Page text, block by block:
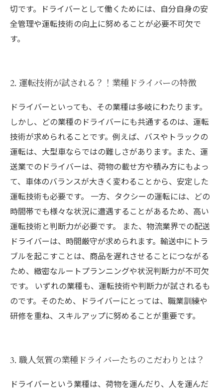
切です。ドライバーとして働くためには、自分自身の安
全管理や運転技術の向上に努めることが必要不可欠で
す。
2. 運転技術が試される？！業種ドライバーの特徴
ドライバーといっても、その業種は多岐にわたります。
しかし、どの業種のドライバーにも共通するのは、運転
技術が求められることです。例えば、バスやトラックの
運転は、大型車ならではの難しさがあります。また、運
送業でのドライバーは、荷物の載せ方や積み方にもよっ
て、車体のバランスが大きく変わることから、安定した
運転技術も必要です。 一方、タクシーの運転には、どの
時間帯でも様々な状況に遭遇することがあるため、高い
運転技術と判断力が必要です。 また、物流業界での配送
ドライバーは、時間厳守が求められます。輸送中にトラ
ブルを起こすことは、商品を遅れさせることにつながる
ため、緻密なルートプランニングや状況判断力が不可欠
です。 いずれの業種も、運転技術や判断力が試されるも
のです。そのため、ドライバーにとっては、職業訓練や
研修を重ね、スキルアップに努めることが重要です。
3. 職人気質の業種ドライバーたちのこだわりとは？
ドライバーという業種は、荷物を運んだり、人を運んだ